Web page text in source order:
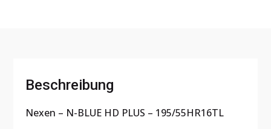
Beschreibung
Nexen – N-BLUE HD PLUS – 195/55HR16TL